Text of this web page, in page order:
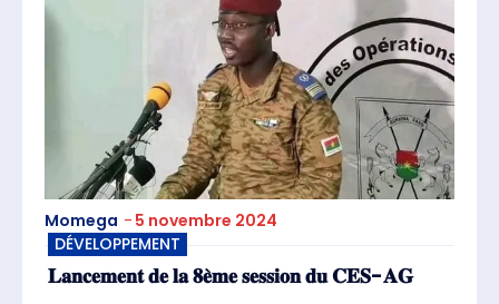
Momega - 5 novembre 2024
DÉVELOPPEMENT
𝐋𝐚𝐧𝐜𝐞𝐦𝐞𝐧𝐭 𝐝𝐞 𝐥𝐚 𝟖𝐞̀𝐦𝐞 𝐬𝐞𝐬𝐬𝐢𝐨𝐧 𝐝𝐮 𝐂𝐄𝐒-𝐀𝐆